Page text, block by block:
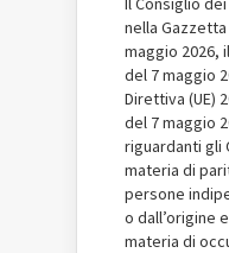
nella Gazzetta
maggio 2026,
del 7 maggio
Direttiva (UE)
del 7 maggio
riguardanti gli
materia di
persone
o dall’origine
materia di